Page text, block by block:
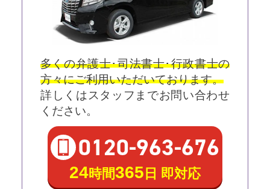
多くの弁護士･司法書士･行政書士の
方々にご利用いただいております。
詳しくはスタッフまでお問い合わせ
ください。
0120-963-676
24時間365 日 即対応